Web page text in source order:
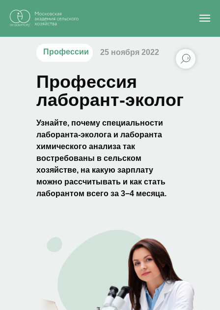
Главная / Блог
Профессии 25 ноября 2022
Узнайте, почему специальности
лаборанта-эколога и лаборанта
химического анализа так
востребованы в сельском
хозяйстве, на какую зарплату
можно рассчитывать и как стать
лаборантом всего за 3−4 месяца.
Профессия
лаборант-эколог